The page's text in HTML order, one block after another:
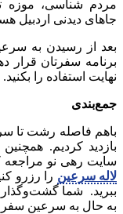
مردم شناسی، موزه
جاهای دیدنی اردبیل
بعد از رسیدن به
برنامه سفرتان قرار
نهایت استفاده را بکنید.
جمع‌بندی
باهم فاصله رشت تا
بازدید کردیم.
سایت رهی نو مراجعه
لاله سرعین را رزرو
ببرید. شما گشت‌وگذار
به حال به سرعین سفر